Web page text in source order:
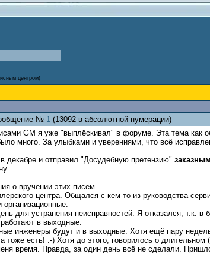
центром)
№ 1 (13092 в абсолютной нумерации)
GM я уже "выплёскивал" в форуме. Эта тема как
много. За улыбками и уверениями, что всё
декабре и отправил "Досудебную претензию"
о вручении этих писем.
центра. Общался с кем-то из руководства
для устранения неисправностей. Я отказался, т.к. в
в выходные.
инженеры будут и в выходные. Хотя ещё пару
тоже есть! :-) Хотя до этого, говорилось о длительном
время. Правда, за один день всё не сделали.